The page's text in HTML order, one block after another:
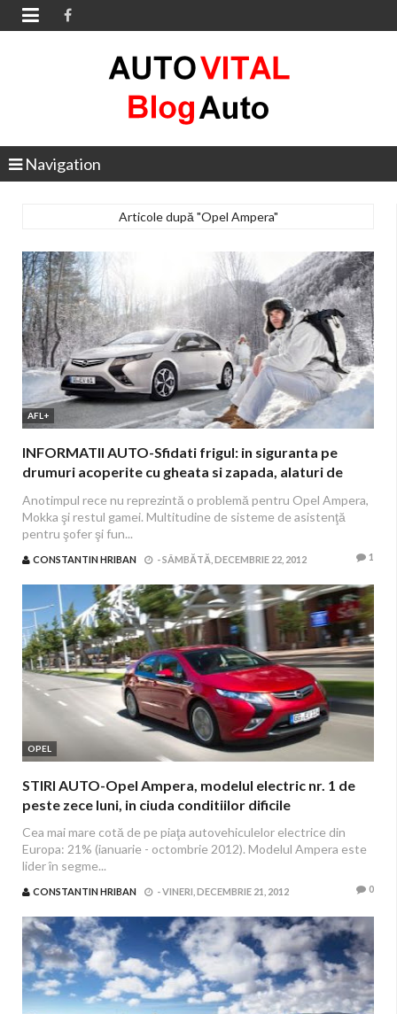

Navigation
Articole după "Opel Ampera"
AFL+
INFORMATII AUTO-Sfidati frigul: in siguranta pe
drumuri acoperite cu gheata si zapada, alaturi de
Anotimpul rece nu reprezintă o problemă pentru Opel Ampera,
Mokka şi restul gamei. Multitudine de sisteme de asistenţă
pentru şofer şi fun...
CONSTANTIN HRIBAN -SÂMBĂTĂ, DECEMBRIE 22, 2012 1
OPEL
STIRI AUTO-Opel Ampera, modelul electric nr. 1 de
peste zece luni, in ciuda conditiilor dificile
Cea mai mare cotă de pe piaţa autovehiculelor electrice din
Europa: 21% (ianuarie - octombrie 2012). Modelul Ampera este
lider în segme...
CONSTANTIN HRIBAN -VINERI, DECEMBRIE 21, 2012 0